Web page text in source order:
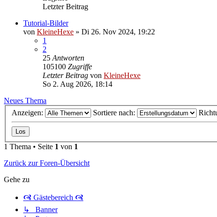
Letzter Beitrag
Tutorial-Bilder
von KleineHexe » Di 26. Nov 2024, 19:22
1
2
25 Antworten
105100 Zugriffe
Letzter Beitrag von KleineHexe
So 2. Aug 2026, 18:14
Neues Thema
Anzeigen:
Sortiere nach:
1 Thema • Seite 1 von 1
Zurück zur Foren-Übersicht
Gehe zu
🙧 Gästebereich 🙧
↳ Banner